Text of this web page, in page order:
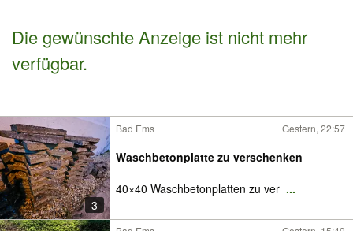
Merkliste
Nachrichten
Die gewünschte Anzeige ist nicht mehr
verfügbar.
3
Bad Ems Gestern, 22:57
Waschbetonplatte zu verschenken
40×40 Waschbetonplatten zu ver ...